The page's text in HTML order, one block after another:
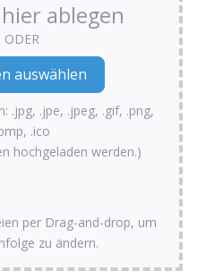
ablegen
ODER
.jpg, .jpe, .jpeg, .gif, .png,
.ico
hochgeladen werden.)
per Drag-and-drop, um
zu ändern.